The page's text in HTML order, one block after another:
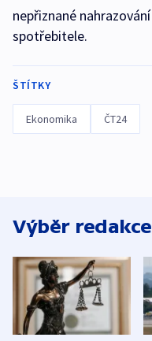
nepřiznané
spotřebitele.
ŠTÍTKY
Ekonomika ČT24
Výběr redakce